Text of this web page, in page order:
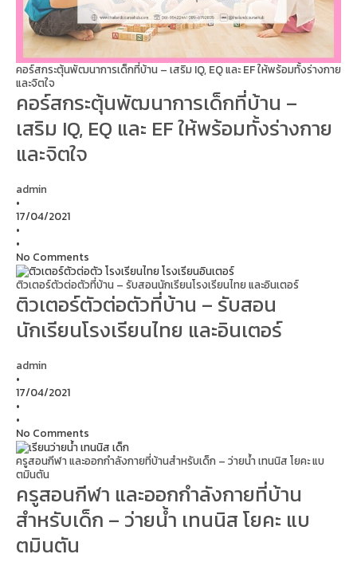
คอร์สกระตุ้นพัฒนาการเด็กที่บ้าน – เสริม IQ, EQ และ EF ให้พร้อมทั้งร่างกาย
และจิตใจ
คอร์สกระตุ้นพัฒนาการเด็กที่บ้าน –
เสริม IQ, EQ และ EF ให้พร้อมทั้งร่างกาย
และจิตใจ
admin
•
17/04/2021
•
•
No Comments
ติวเตอร์ตัวต่อตัวที่บ้าน – รับสอนนักเรียนโรงเรียนไทย และอินเตอร์
ติวเตอร์ตัวต่อตัวที่บ้าน – รับสอน
นักเรียนโรงเรียนไทย และอินเตอร์
admin
•
17/04/2021
•
•
No Comments
ครูสอนกีฬา และออกกำลังกายที่บ้านสำหรับเด็ก – ว่ายน้ำ เทนนิส โยคะ แบ
ตมินตัน
ครูสอนกีฬา และออกกำลังกายที่บ้าน
สำหรับเด็ก – ว่ายน้ำ เทนนิส โยคะ แบ
ตมินตัน